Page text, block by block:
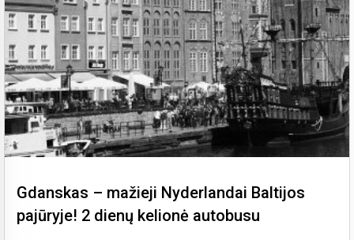
Gdanskas – mažieji Nyderlandai Baltijos
pajūryje! 2 dienų kelionė autobusu